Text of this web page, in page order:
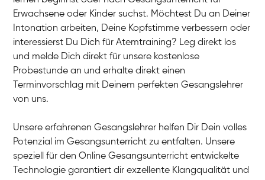
Erwachsene oder Kinder suchst. Möchtest Du an Deiner
Intonation arbeiten, Deine Kopfstimme verbessern oder
interessierst Du Dich für Atemtraining? Leg direkt los
und melde Dich direkt für unsere kostenlose
Probestunde an und erhalte direkt einen
Terminvorschlag mit Deinem perfekten Gesangslehrer
von uns.
Unsere erfahrenen Gesangslehrer helfen Dir Dein volles
Potenzial im Gesangsunterricht zu entfalten. Unsere
speziell für den Online Gesangsunterricht entwickelte
Technologie garantiert dir exzellente Klangqualität und